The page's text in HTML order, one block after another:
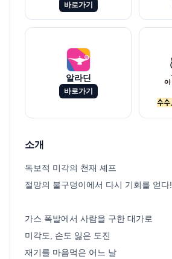
바로가기
알라딘
바로가기
소개
독보적 미각의 천재 셰프
절망의 불구덩이에서 다시 기회를 얻다!
가스 폭발에서 사람을 구한 대가로
미각도, 손도 잃은 도진
재기를 마음먹은 어느 날